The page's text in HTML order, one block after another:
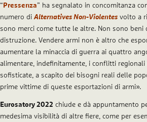
“Pressenza” ha segnalato in concomitanza
numero di Alternatives Non-Violentes volto a
sono merci come tutte le altre. Non sono beni
distruzione. Vendere armi non è altro che
aumentare la minaccia di guerra ai quattro
alimentare, indefinitamente, i conflitti regionali
sofisticate, a scapito dei bisogni reali delle
prime vittime di queste esportazioni di armi».
Eurosatory 2022 chiude e dà appuntamento
medesima visibilità di altre fiere, come per